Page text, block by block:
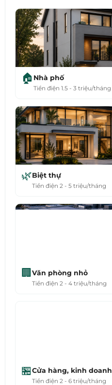
🏠 Nhà phố
Tiền điện 1.5 - 3 triệu/tháng
🌿Biệt thự
Tiền điện 2 - 5 triệu/tháng
🏢Văn phòng nhỏ
Tiền điện 2 - 4 triệu/tháng
🏪Cửa hàng, kinh doanh
Tiền điện 2 - 6 triệu/tháng